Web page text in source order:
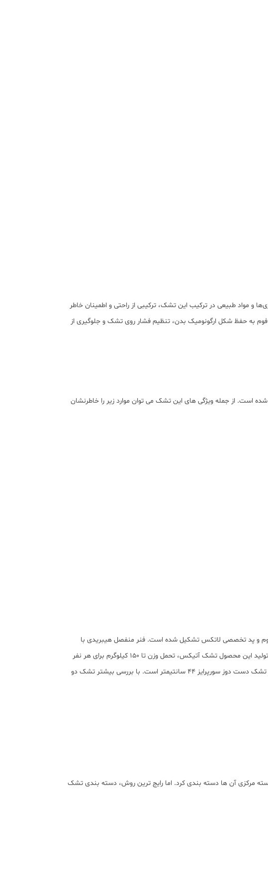
مواد طبیعی در ترکیب این تشک، ترکیبی از راحتی و اطمینان خاطر
فوم به حفظ شکل‌ ارگونومیک بدن، تنظیم فشار روی تشک و جلوگیری از
است. از جمله ویژگی های این تشک می توان موارد زیر را خاطرنشان
و پد تخصصی لاتکس تشکیل شده است. فنر منفصل هیبریدی با
پوشش ۹ ناحیه ای لرزش تشک را به حداقل رساده و عمر آن را افزایش می دهد. کیفیت بالای مواد اولیته استفاده شده در تولید این محصول تشک آتیکس، تحمل وزن تا ۱۵۰ کیلوگرم برای هر نفر
را امکانپذیر کرده است. لازم به ذکر است تشک یک نفره دست دوز مدل سورپرایز نیز توسط آتیکس عرضه می شود. ارتفاع تشک دست دوز سورپرایز ۴۴ سانتیمتر است. با بررسی بیشتر تشک دو
مرکزی آن ها دسته بندی کرد. اما رایج ترین روش، دسته بندی تشک